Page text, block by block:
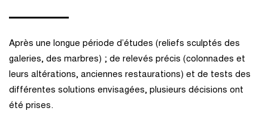
Après une longue période d’études (reliefs sculptés des
galeries, des marbres) ; de relevés précis (colonnades et
leurs altérations, anciennes restaurations) et de tests des
différentes solutions envisagées, plusieurs décisions ont
été prises.